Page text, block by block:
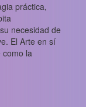
práctica,
necesidad de
El Arte en sí
como la